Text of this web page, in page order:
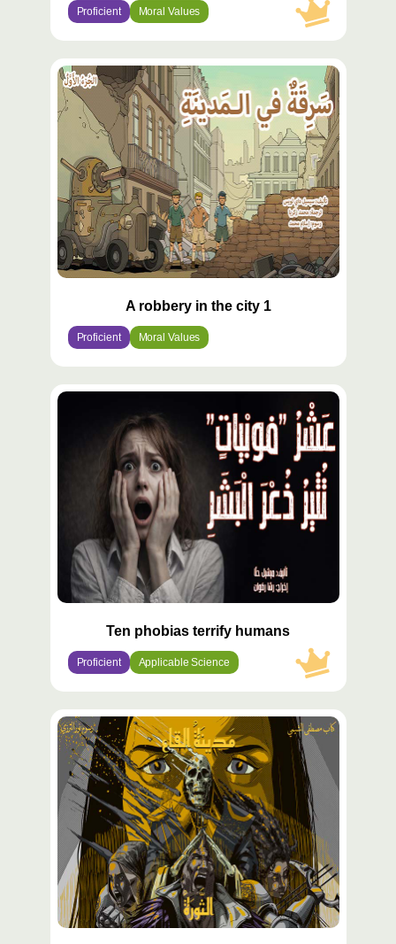
Proficient Moral Values
A robbery in the city 1
Proficient Moral Values
محتوى
Ten phobias terrify humans
Proficient Applicable Science
محتوى
مميّز